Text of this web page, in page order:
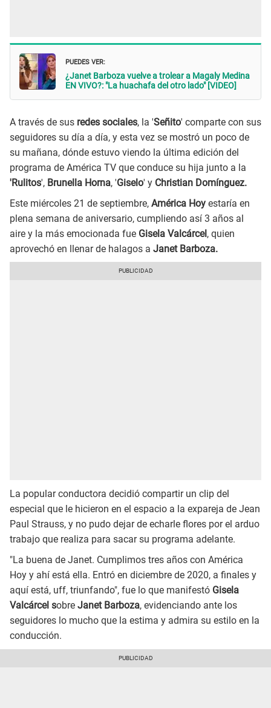
PUEDES VER:
¿Janet Barboza vuelve a trolear a Magaly Medina
EN VIVO?: "La huachafa del otro lado" [VIDEO]
A través de sus redes sociales, la 'Señito' comparte con sus
seguidores su día a día, y esta vez se mostró un poco de
su mañana, dónde estuvo viendo la última edición del
programa de América TV que conduce su hija junto a la
'Rulitos', Brunella Horna, 'Giselo' y Christian Domínguez.
Este miércoles 21 de septiembre, América Hoy estaría en
plena semana de aniversario, cumpliendo así 3 años al
aire y la más emocionada fue Gisela Valcárcel, quien
aprovechó en llenar de halagos a Janet Barboza.
La popular conductora decidió compartir un clip del
especial que le hicieron en el espacio a la expareja de Jean
Paul Strauss, y no pudo dejar de echarle flores por el arduo
trabajo que realiza para sacar su programa adelante.
"La buena de Janet. Cumplimos tres años con América
Hoy y ahí está ella. Entró en diciembre de 2020, a finales y
aquí está, uff, triunfando", fue lo que manifestó Gisela
Valcárcel sobre Janet Barboza, evidenciando ante los
seguidores lo mucho que la estima y admira su estilo en la
conducción.